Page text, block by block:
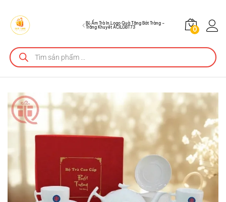
Bộ Ấm Trà In Logo Quà Tặng Bát Tràng –
Trăng Khuyết ACILGBT73
0
Mô tả sản phẩm